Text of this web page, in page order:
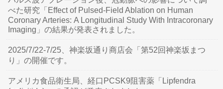
べた研究「Effect of Pulsed-Field Ablation on Human
Coronary Arteries: A Longitudinal Study With Intracoronary
Imaging」の結果が発表されました。
2025/7/22-7/25、神楽坂通り商店会「第52回神楽坂まつ
り」の開催です。
アメリカ食品衛生局、経口PCSK9阻害薬「Lipfendra